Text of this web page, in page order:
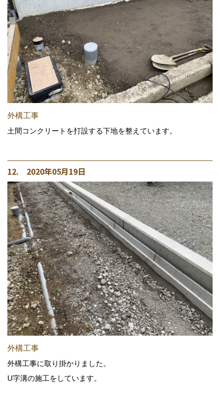
外構工事
土間コンクリートを打設する下地を整えています。
12. 2020年05月19日
外構工事
外構工事に取り掛かりました。
U字溝の施工をしています。